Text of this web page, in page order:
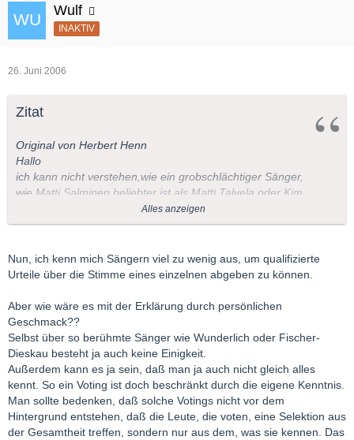
Wulf
INAKTIV
26. Juni 2006
Zitat
Original von Herbert Henn
Hallo
ich kann nicht verstehen,wie ein grobschlächtiger Sänger,
wie Matti Salminen beliebter ist als Matti Talvela,oder Kim
Borg,um zwei andere Finnen zu nennen.Ganz abgesehen
von Bässen,wie Ezio Pinza,Alexander Kipnis,Cesare Siepi
Vieleicht kann es mir ja jemand erklären.
Alles anzeigen
Nun, ich kenn mich Sängern viel zu wenig aus, um qualifizierte
Urteile über die Stimme eines einzelnen abgeben zu können.
Aber wie wäre es mit der Erklärung durch persönlichen
Geschmack??
Selbst über so berühmte Sänger wie Wunderlich oder Fischer-
Dieskau besteht ja auch keine Einigkeit.
Außerdem kann es ja sein, daß man ja auch nicht gleich alles
kennt. So ein Voting ist doch beschränkt durch die eigene Kenntnis.
Man sollte bedenken, daß solche Votings nicht vor dem
Hintergrund entstehen, daß die Leute, die voten, eine Selektion aus
der Gesamtheit treffen, sondern nur aus dem, was sie kennen. Das